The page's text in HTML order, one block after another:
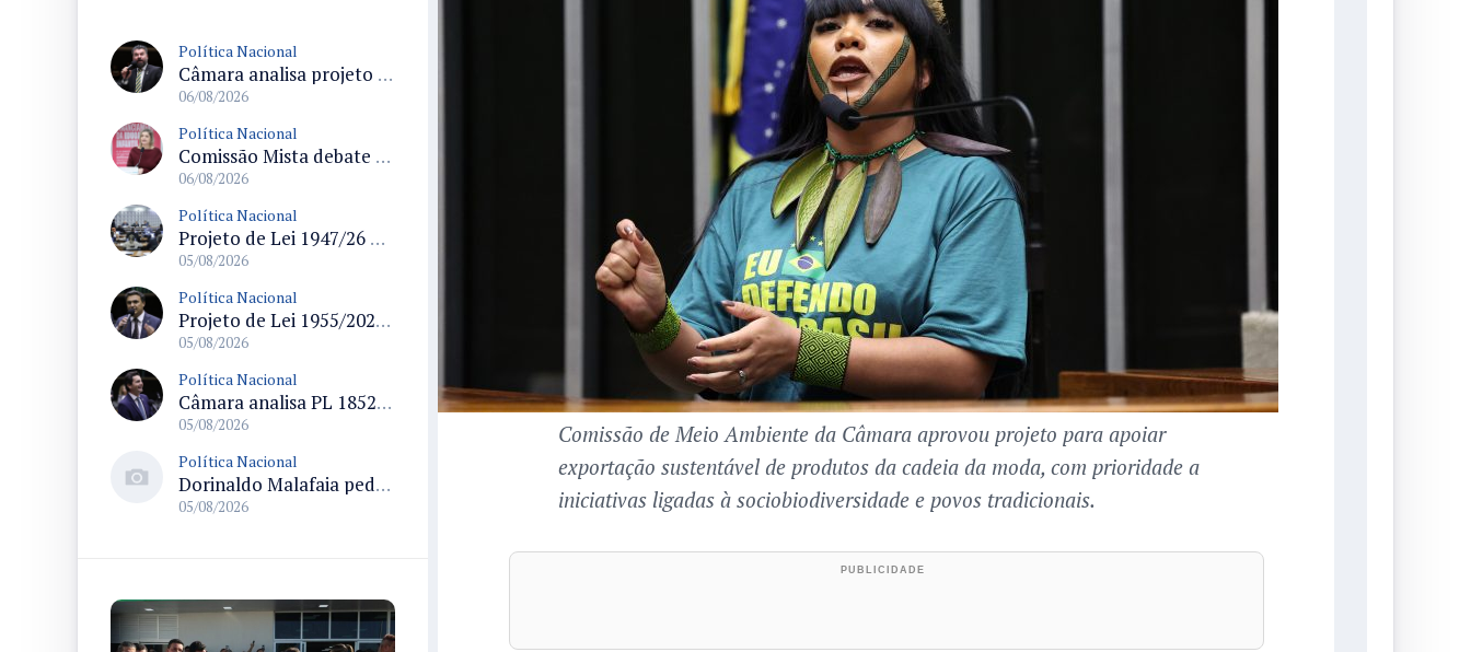
Política Nacional
Câmara analisa projeto que autoriza policiais civis embarcarem armados em aeronaves civis mediante regras
06/08/2026
Política Nacional
Comissão Mista debate financiamento da educação infantil e desafios do Fundeb e do CAQ na oferta de creches
06/08/2026
Política Nacional
Projeto de Lei 1947/26 propõe fim de margens para cartão de crédito e consignado do INSS
05/08/2026
Política Nacional
Projeto de Lei 1955/2026 propõe criação de geração livre de fumo ao restringir venda de vapes a nascidos desde 1º de janeiro de 2009
05/08/2026
Política Nacional
Câmara analisa PL 1852/26 que institui Política Nacional de Gestão de Desempenho e Eficiência para servidores públicos
05/08/2026
Política Nacional
Dorinaldo Malafaia pede vacinação ativa ao Ministério da Saúde para reverter queda na cobertura vacinal no Brasil
05/08/2026
Comissão de Meio Ambiente da Câmara aprovou projeto para apoiar
exportação sustentável de produtos da cadeia da moda, com prioridade a
iniciativas ligadas à sociobiodiversidade e povos tradicionais.